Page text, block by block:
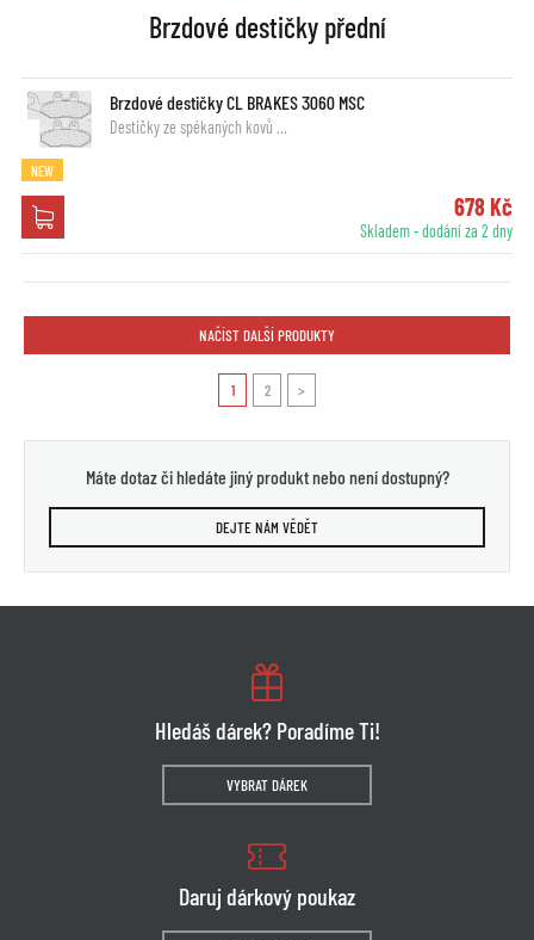
Brzdové destičky přední
Brzdové destičky CL BRAKES 3060 MSC
Destičky ze spékaných kovů …
NEW
678 Kč
Skladem - dodání za 2 dny
NAČÍST DALŠÍ PRODUKTY
1 2 >
Máte dotaz či hledáte jiný produkt nebo není dostupný?
DEJTE NÁM VĚDĚT
Hledáš dárek? Poradíme Ti!
VYBRAT DÁREK
Daruj dárkový poukaz